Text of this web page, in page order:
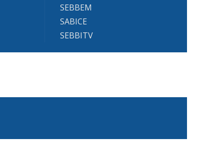
SEBBEM
SABICE
SEBBITV